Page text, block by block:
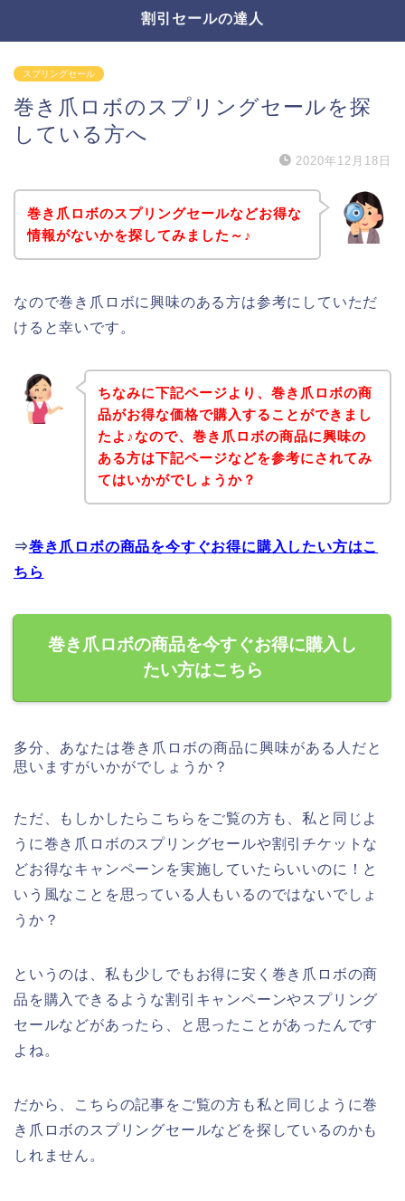
割引セールの達人
スプリングセール
巻き爪ロボのスプリングセールを探
している方へ
2020年12月18日
巻き爪ロボのスプリングセールなどお得な
情報がないかを探してみました～♪
なので巻き爪ロボに興味のある方は参考にしていただ
けると幸いです。
ちなみに下記ページより、巻き爪ロボの商
品がお得な価格で購入することができまし
たよ♪なので、巻き爪ロボの商品に興味の
ある方は下記ページなどを参考にされてみ
てはいかがでしょうか？
⇒巻き爪ロボの商品を今すぐお得に購入したい方はこ
ちら
巻き爪ロボの商品を今すぐお得に購入し
たい方はこちら
多分、あなたは巻き爪ロボの商品に興味がある人だと
思いますがいかがでしょうか？
ただ、もしかしたらこちらをご覧の方も、私と同じよ
うに巻き爪ロボのスプリングセールや割引チケットな
どお得なキャンペーンを実施していたらいいのに！と
いう風なことを思っている人もいるのではないでしょ
うか？
というのは、私も少しでもお得に安く巻き爪ロボの商
品を購入できるような割引キャンペーンやスプリング
セールなどがあったら、と思ったことがあったんです
よね。
だから、こちらの記事をご覧の方も私と同じように巻
き爪ロボのスプリングセールなどを探しているのかも
しれません。